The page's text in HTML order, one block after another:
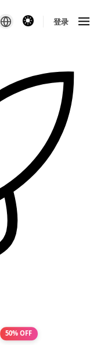
theme switcher登录
50% OFF